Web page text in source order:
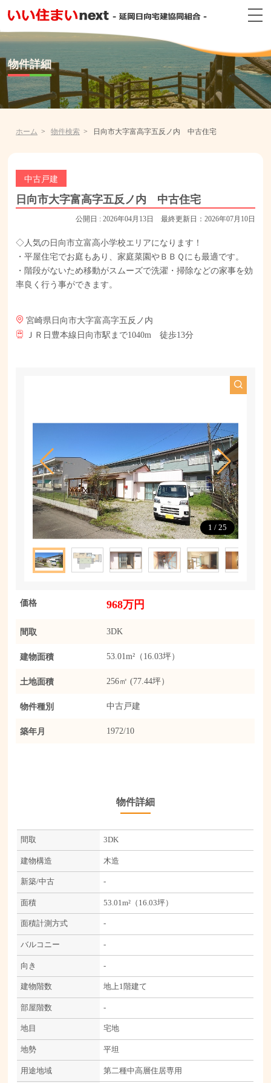
物件詳細
ホーム 物件検索 日向市大字富高字五反ノ内 中古住宅
中古戸建
日向市大字富高字五反ノ内 中古住宅
公開日 : 2026年04月13日 最終更新日：2026年07月10日
◇人気の日向市立富高小学校エリアになります！
・平屋住宅でお庭もあり、家庭菜園やＢＢＱにも最適です。
・階段がないため移動がスムーズで洗濯・掃除などの家事を効
率良く行う事ができます。
宮崎県日向市大字富高字五反ノ内
ＪＲ日豊本線日向市駅まで1040m 徒歩13分
1 /25
価格 968万円
間取 3DK
建物面積 53.01m²（16.03坪）
土地面積 256㎡ (77.44坪）
物件種別 中古戸建
築年月 1972/10
物件詳細
間取 3DK
建物構造 木造
新築/中古 -
面積 53.01m²（16.03坪）
面積計測方式 -
バルコニー -
向き -
建物階数 地上1階建て
部屋階数 -
地目 宅地
地勢 平坦
用途地域 第二種中高層住居専用